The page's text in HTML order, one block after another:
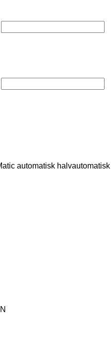
automatisk halvautomatisk